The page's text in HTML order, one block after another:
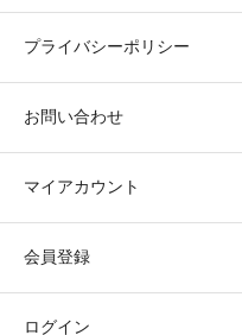
プライバシーポリシー
お問い合わせ
マイアカウント
会員登録
ログイン